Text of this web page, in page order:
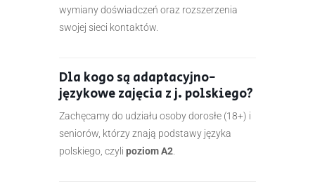
wymiany doświadczeń oraz rozszerzenia
swojej sieci kontaktów.
Dla kogo są adaptacyjno-
językowe zajęcia z j. polskiego?
Zachęcamy do udziału osoby dorosłe (18+) i
seniorów, którzy znają podstawy języka
polskiego, czyli poziom A2